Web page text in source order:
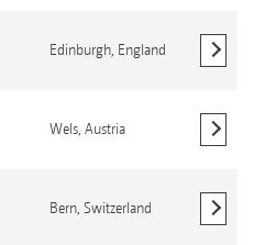
Edinburgh, England
Wels, Austria
Bern, Switzerland